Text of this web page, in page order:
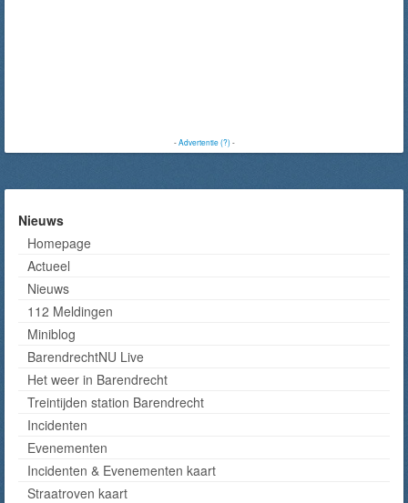
-Advertentie (?)-
Nieuws
Homepage
Actueel
Nieuws
112 Meldingen
Miniblog
BarendrechtNU Live
Het weer in Barendrecht
Treintijden station Barendrecht
Incidenten
Evenementen
Incidenten & Evenementen kaart
Straatroven kaart